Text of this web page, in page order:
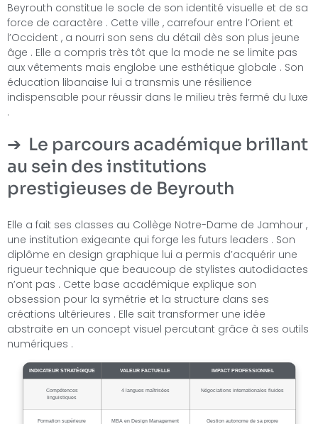
Beyrouth constitue le socle de son identité visuelle et de sa
force de caractère . Cette ville , carrefour entre l’Orient et
l’Occident , a nourri son sens du détail dès son plus jeune
âge . Elle a compris très tôt que la mode ne se limite pas
aux vêtements mais englobe une esthétique globale . Son
éducation libanaise lui a transmis une résilience
indispensable pour réussir dans le milieu très fermé du luxe
.
Le parcours académique brillant
au sein des institutions
prestigieuses de Beyrouth
Elle a fait ses classes au Collège Notre-Dame de Jamhour ,
une institution exigeante qui forge les futurs leaders . Son
diplôme en design graphique lui a permis d’acquérir une
rigueur technique que beaucoup de stylistes autodidactes
n’ont pas . Cette base académique explique son
obsession pour la symétrie et la structure dans ses
créations ultérieures . Elle sait transformer une idée
abstraite en un concept visuel percutant grâce à ses outils
numériques .
INDICATEUR STRATÉGIQUE VALEUR FACTUELLE IMPACT PROFESSIONNEL
Compétences
linguistiques
4 langues maîtrisées Négociations internationales fluides
Formation supérieure MBA en Design Management
Gestion autonome de sa propre